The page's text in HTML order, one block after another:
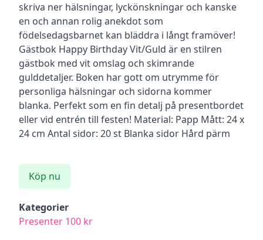
skriva ner hälsningar, lyckönskningar och kanske
en och annan rolig anekdot som
födelsedagsbarnet kan bläddra i långt framöver!
Gästbok Happy Birthday Vit/Guld är en stilren
gästbok med vit omslag och skimrande
gulddetaljer. Boken har gott om utrymme för
personliga hälsningar och sidorna kommer
blanka. Perfekt som en fin detalj på presentbordet
eller vid entrén till festen! Material: Papp Mått: 24 x
24 cm Antal sidor: 20 st Blanka sidor Hård pärm
Köp nu
Kategorier
Presenter 100 kr